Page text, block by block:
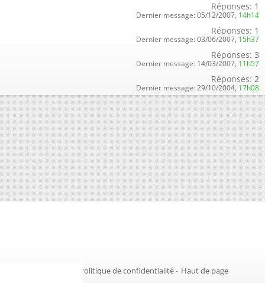
Réponses: 1
Dernier message: 05/12/2007, 14h14
Réponses: 1
Dernier message: 03/06/2007, 15h37
Réponses: 3
Dernier message: 14/03/2007, 11h57
Réponses: 2
Dernier message: 29/10/2004, 17h08
Politique de confidentialité- Haut de page